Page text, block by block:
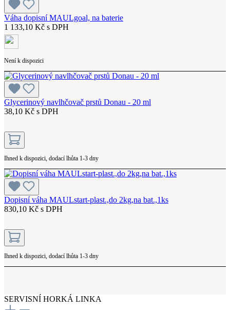
Váha dopisní MAULgoal, na baterie
1 133,10 Kč s DPH
Není k dispozici
Glycerinový navlhčovač prstů Donau - 20 ml
38,10 Kč s DPH
Ihned k dispozici, dodací lhůta 1-3 dny
Dopisní váha MAULstart-plast.,do 2kg,na bat.,1ks
830,10 Kč s DPH
Ihned k dispozici, dodací lhůta 1-3 dny
SERVISNÍ HORKÁ LINKA